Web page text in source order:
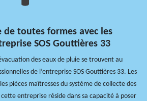
de toutes formes avec les
SOS Gouttières 33
des eaux de pluie se trouvent au
de l’entreprise SOS Gouttières 33. Les
pièces maîtresses du système de collecte des
entreprise réside dans sa capacité à poser